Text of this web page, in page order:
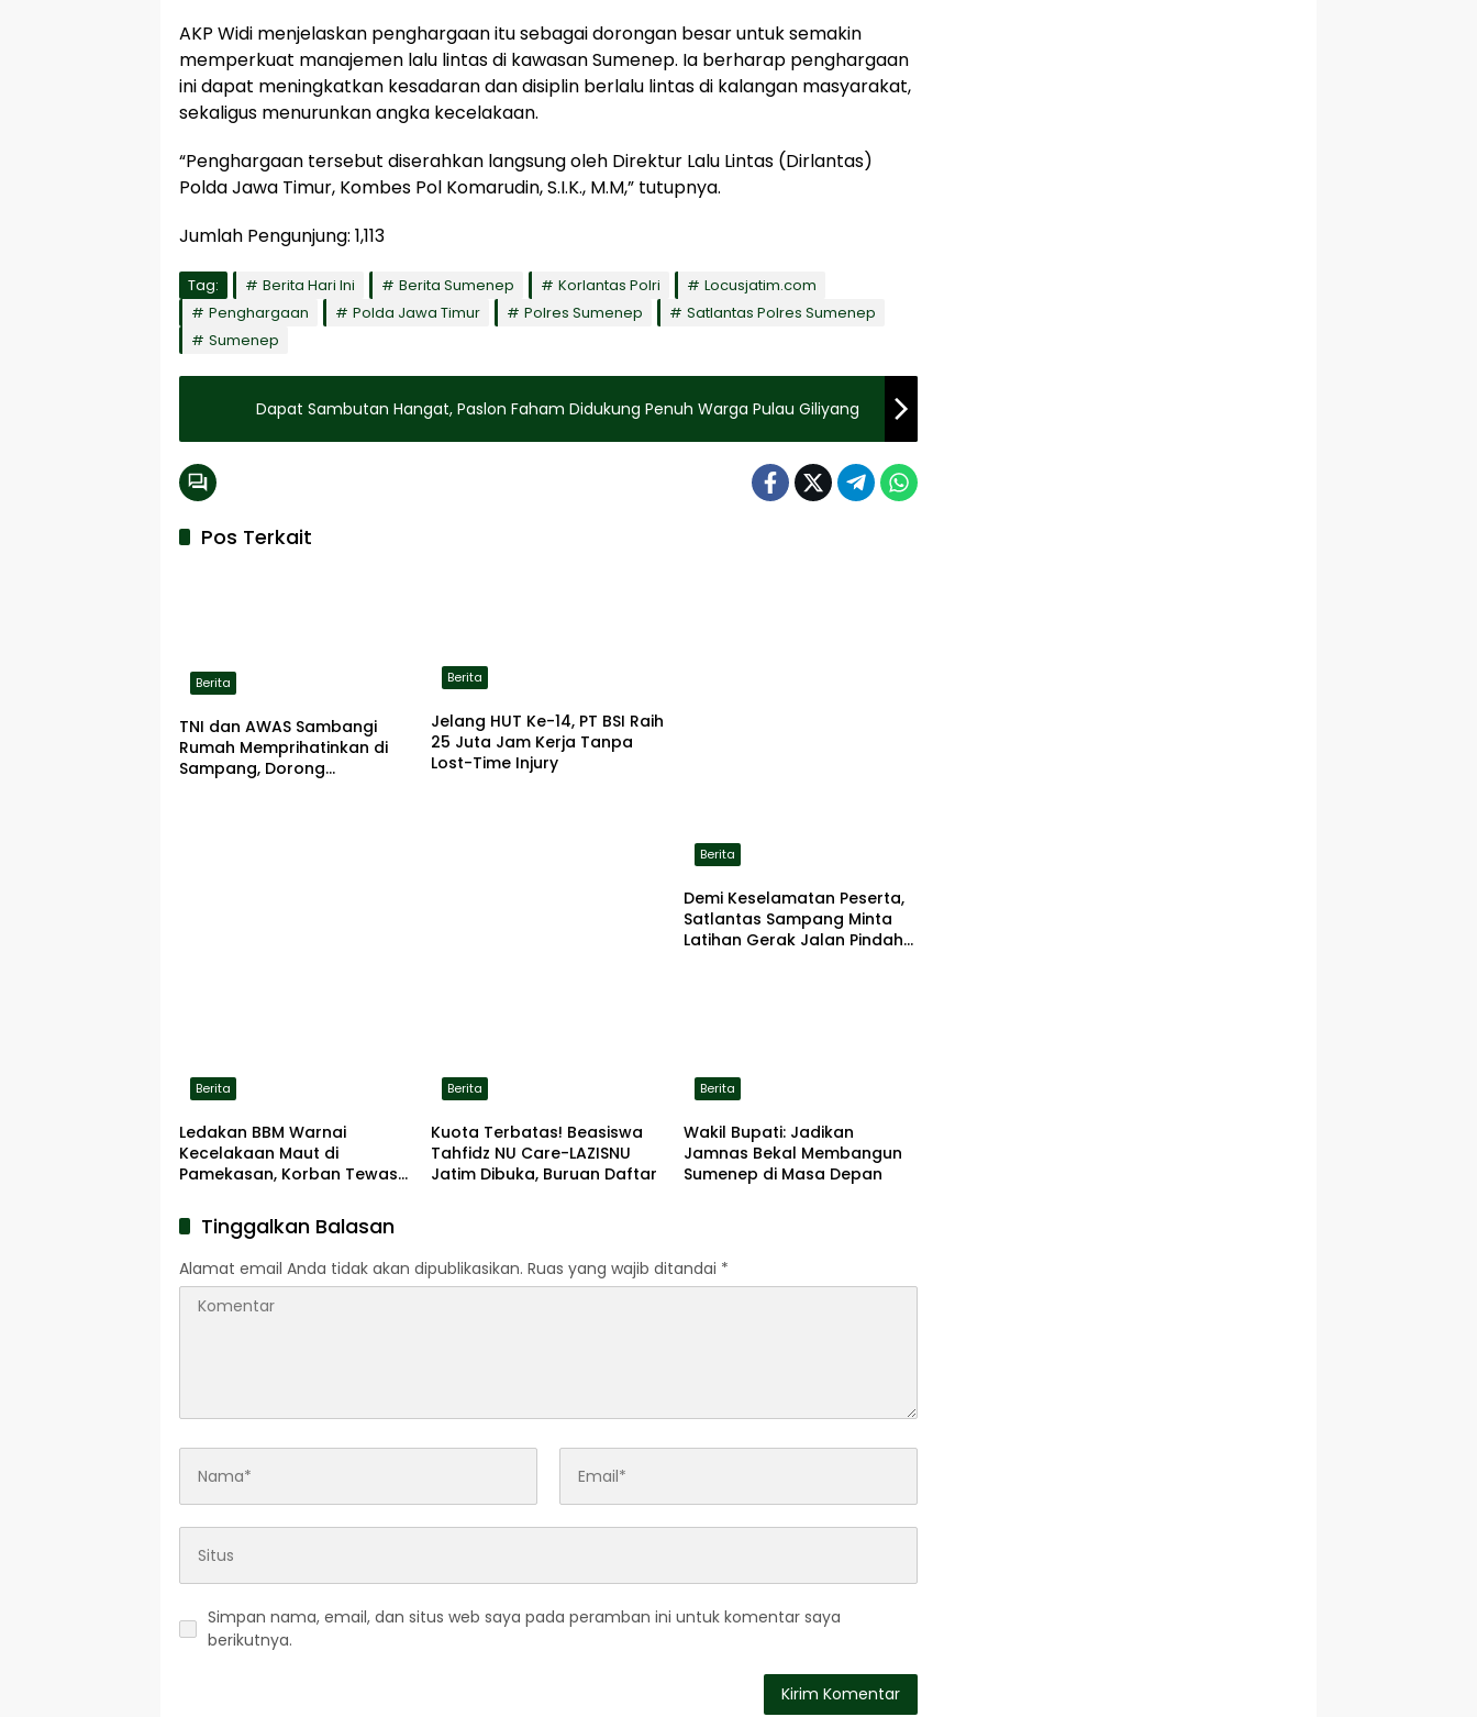
AKP Widi menjelaskan penghargaan itu sebagai dorongan besar untuk semakin
memperkuat manajemen lalu lintas di kawasan Sumenep. Ia berharap penghargaan
ini dapat meningkatkan kesadaran dan disiplin berlalu lintas di kalangan masyarakat,
sekaligus menurunkan angka kecelakaan.
“Penghargaan tersebut diserahkan langsung oleh Direktur Lalu Lintas (Dirlantas)
Polda Jawa Timur, Kombes Pol Komarudin, S.I.K., M.M,” tutupnya.
Jumlah Pengunjung: 1,113
Tag: Berita Hari Ini Berita Sumenep Korlantas Polri
Locusjatim.com
Penghargaan
Polda Jawa Timur Polres Sumenep
Satlantas Polres Sumenep
Sumenep
Dapat Sambutan Hangat, Paslon Faham Didukung Penuh Warga Pulau Giliyang
Pos Terkait
Berita
TNI dan AWAS Sambangi
Rumah Memprihatinkan di
Sampang, Dorong
Berita
Jelang HUT Ke-14, PT BSI Raih
25 Juta Jam Kerja Tanpa
Lost-Time Injury
Berita
Demi Keselamatan Peserta,
Satlantas Sampang Minta
Latihan Gerak Jalan Pindah
Berita
Ledakan BBM Warnai
Kecelakaan Maut di
Pamekasan, Korban Tewas
Berita
Kuota Terbatas! Beasiswa
Tahfidz NU Care-LAZISNU
Jatim Dibuka, Buruan Daftar
Berita
Wakil Bupati: Jadikan
Jamnas Bekal Membangun
Sumenep di Masa Depan
Tinggalkan Balasan
Alamat email Anda tidak akan dipublikasikan. Ruas yang wajib ditandai *
Simpan nama, email, dan situs web saya pada peramban ini untuk komentar saya
berikutnya.